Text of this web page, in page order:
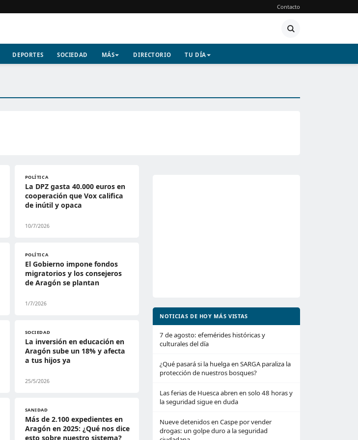
Contacto
DEPORTES SOCIEDAD MÁS DIRECTORIO TU DÍA
POLÍTICA
La DPZ gasta 40.000 euros en
cooperación que Vox califica
de inútil y opaca
10/7/2026
POLÍTICA
El Gobierno impone fondos
migratorios y los consejeros
de Aragón se plantan
1/7/2026
SOCIEDAD
La inversión en educación en
Aragón sube un 18% y afecta
a tus hijos ya
25/5/2026
SANIDAD
Más de 2.100 expedientes en
Aragón en 2025: ¿Qué nos dice
esto sobre nuestro sistema?
NOTICIAS DE HOY MÁS VISTAS
7 de agosto: efemérides históricas y
culturales del día
¿Qué pasará si la huelga en SARGA paraliza la
protección de nuestros bosques?
Las ferias de Huesca abren en solo 48 horas y
la seguridad sigue en duda
Nueve detenidos en Caspe por vender
drogas: un golpe duro a la seguridad